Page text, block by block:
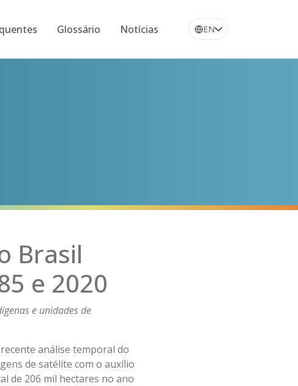
Glossário Notícias EN
Brasil
e 2020
e unidades de
análise temporal do
de satélite com o auxílio
de 206 mil hectares no ano